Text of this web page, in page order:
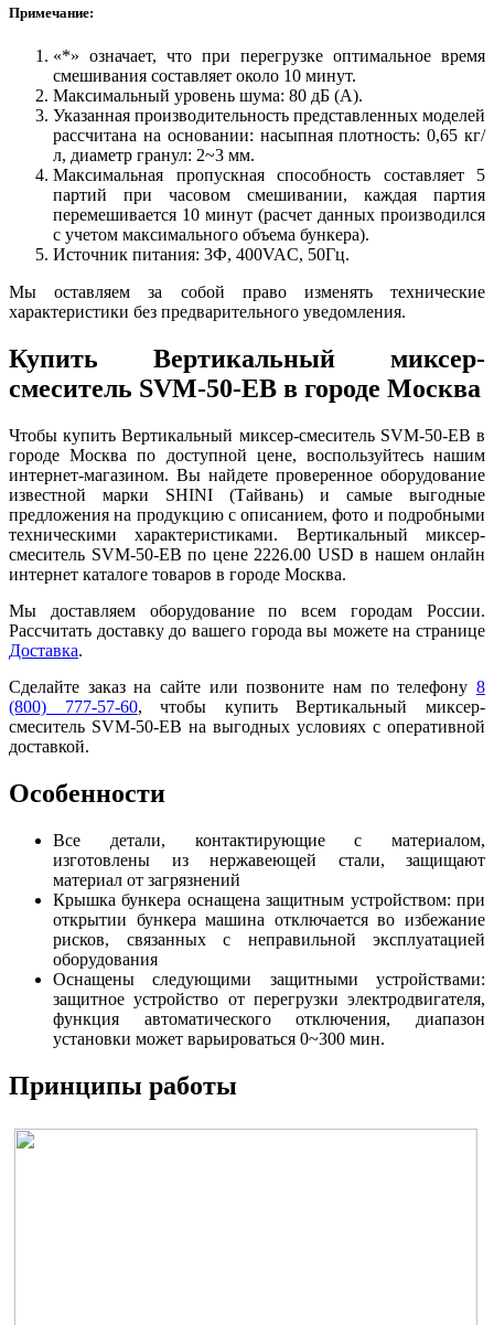
Примечание:
«*» означает, что при перегрузке оптимальное время
смешивания составляет около 10 минут.
Максимальный уровень шума: 80 дБ (А).
Указанная производительность представленных моделей
рассчитана на основании: насыпная плотность: 0,65 кг/
л, диаметр гранул: 2~3 мм.
Максимальная пропускная способность составляет 5
партий при часовом смешивании, каждая партия
перемешивается 10 минут (расчет данных производился
с учетом максимального объема бункера).
Источник питания: 3Ф, 400VAC, 50Гц.
Мы оставляем за собой право изменять технические
характеристики без предварительного уведомления.
Купить Вертикальный миксер-
смеситель SVM-50-EB в городе Москва
Чтобы купить Вертикальный миксер-смеситель SVM-50-EB в
городе Москва по доступной цене, воспользуйтесь нашим
интернет-магазином. Вы найдете проверенное оборудование
известной марки SHINI (Тайвань) и самые выгодные
предложения на продукцию с описанием, фото и подробными
техническими характеристиками. Вертикальный миксер-
смеситель SVM-50-EB по цене 2226.00 USD в нашем онлайн
интернет каталоге товаров в городе Москва.
Мы доставляем оборудование по всем городам России.
Рассчитать доставку до вашего города вы можете на странице
Доставка.
Сделайте заказ на сайте или позвоните нам по телефону 8
(800) 777-57-60, чтобы купить Вертикальный миксер-
смеситель SVM-50-EB на выгодных условиях с оперативной
доставкой.
Особенности
Все детали, контактирующие с материалом,
изготовлены из нержавеющей стали, защищают
материал от загрязнений
Крышка бункера оснащена защитным устройством: при
открытии бункера машина отключается во избежание
рисков, связанных с неправильной эксплуатацией
оборудования
Оснащены следующими защитными устройствами:
защитное устройство от перегрузки электродвигателя,
функция автоматического отключения, диапазон
установки может варьироваться 0~300 мин.
Принципы работы